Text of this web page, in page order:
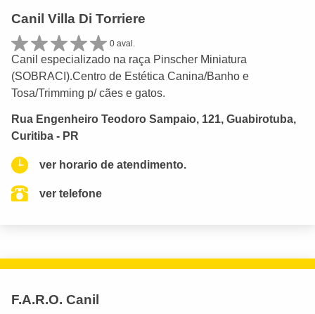
Canil Villa Di Torriere
0 aval.
Canil especializado na raça Pinscher Miniatura
(SOBRACI).Centro de Estética Canina/Banho e
Tosa/Trimming p/ cães e gatos.
Rua Engenheiro Teodoro Sampaio, 121, Guabirotuba,
Curitiba - PR
ver horario de atendimento.
ver telefone
F.A.R.O. Canil